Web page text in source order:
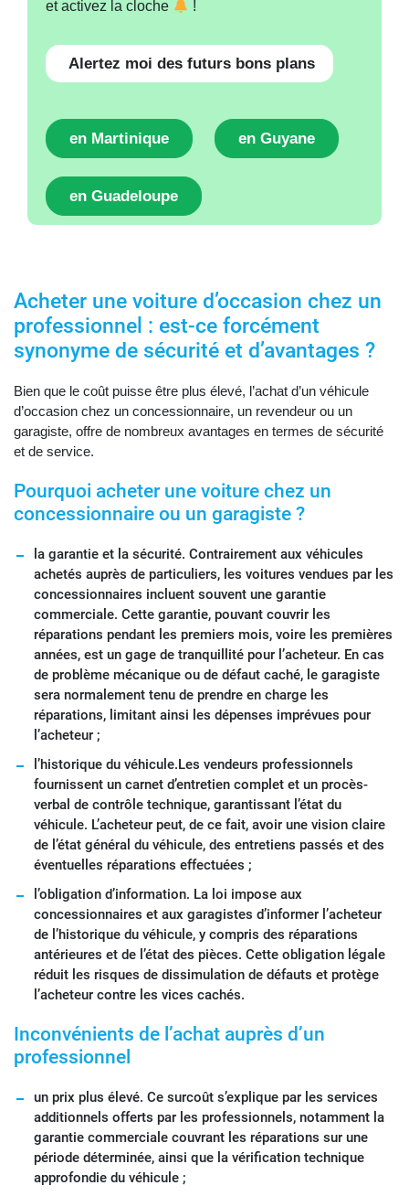
et activez la cloche
!
Alertez moi des futurs bons plans
en Martinique en Guyane
en Guadeloupe
Acheter une voiture d’occasion chez un
professionnel : est-ce forcément
synonyme de sécurité et d’avantages ?
Bien que le coût puisse être plus élevé, l’achat d’un véhicule
d’occasion chez un concessionnaire, un revendeur ou un
garagiste, offre de nombreux avantages en termes de sécurité
et de service.
Pourquoi acheter une voiture chez un
concessionnaire ou un garagiste ?
la garantie et la sécurité. Contrairement aux véhicules
achetés auprès de particuliers, les voitures vendues par les
concessionnaires incluent souvent une garantie
commerciale. Cette garantie, pouvant couvrir les
réparations pendant les premiers mois, voire les premières
années, est un gage de tranquillité pour l’acheteur. En cas
de problème mécanique ou de défaut caché, le garagiste
sera normalement tenu de prendre en charge les
réparations, limitant ainsi les dépenses imprévues pour
l’acheteur ;
l’historique du véhicule.Les vendeurs professionnels
fournissent un carnet d’entretien complet et un procès-
verbal de contrôle technique, garantissant l’état du
véhicule. L’acheteur peut, de ce fait, avoir une vision claire
de l’état général du véhicule, des entretiens passés et des
éventuelles réparations effectuées ;
l’obligation d’information. La loi impose aux
concessionnaires et aux garagistes d’informer l’acheteur
de l’historique du véhicule, y compris des réparations
antérieures et de l’état des pièces. Cette obligation légale
réduit les risques de dissimulation de défauts et protège
l’acheteur contre les vices cachés.
Inconvénients de l’achat auprès d’un
professionnel
un prix plus élevé. Ce surcoût s’explique par les services
additionnels offerts par les professionnels, notamment la
garantie commerciale couvrant les réparations sur une
période déterminée, ainsi que la vérification technique
approfondie du véhicule ;